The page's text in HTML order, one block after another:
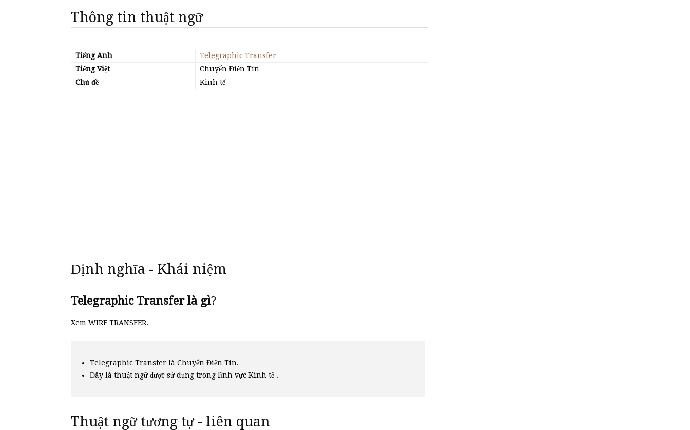
Thông tin thuật ngữ
Tiếng Anh
Telegraphic Transfer
Tiếng Việt
Chuyển Điện Tín
Chủ đề
Kinh tế
Định nghĩa - Khái niệm
Telegraphic Transfer là gì?
Xem WIRE TRANSFER.
Telegraphic Transfer là Chuyển Điện Tín.
Đây là thuật ngữ được sử dụng trong lĩnh vực Kinh tế .
Thuật ngữ tương tự - liên quan